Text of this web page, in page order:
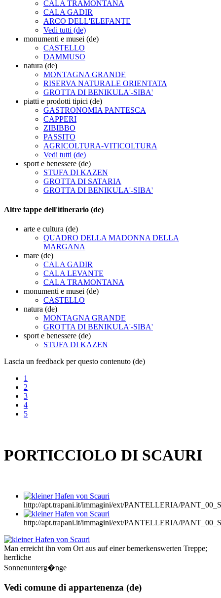
CALA TRAMONTANA
CALA GADIR
ARCO DELL'ELEFANTE
Vedi tutti (de)
monumenti e musei (de)
CASTELLO
DAMMUSO
natura (de)
MONTAGNA GRANDE
RISERVA NATURALE ORIENTATA
GROTTA DI BENIKULA'-SIBA'
piatti e prodotti tipici (de)
GASTRONOMIA PANTESCA
CAPPERI
ZIBIBBO
PASSITO
AGRICOLTURA-VITICOLTURA
Vedi tutti (de)
sport e benessere (de)
STUFA DI KAZEN
GROTTA DI SATARIA
GROTTA DI BENIKULA'-SIBA'
Altre tappe dell'itinerario (de)
arte e cultura (de)
QUADRO DELLA MADONNA DELLA
MARGANA
mare (de)
CALA GADIR
CALA LEVANTE
CALA TRAMONTANA
monumenti e musei (de)
CASTELLO
natura (de)
MONTAGNA GRANDE
GROTTA DI BENIKULA'-SIBA'
sport e benessere (de)
STUFA DI KAZEN
Lascia un feedback per questo contenuto (de)
1
2
3
4
5
PORTICCIOLO DI SCAURI
http://apt.trapani.it/immagini/ext/PANTELLERIA/
http://apt.trapani.it/immagini/ext/PANTELLERIA/
Man erreicht ihn vom Ort aus auf einer bemerkenswerten Treppe;
herrliche
Sonnenunterg�nge
Vedi comune di appartenenza (de)